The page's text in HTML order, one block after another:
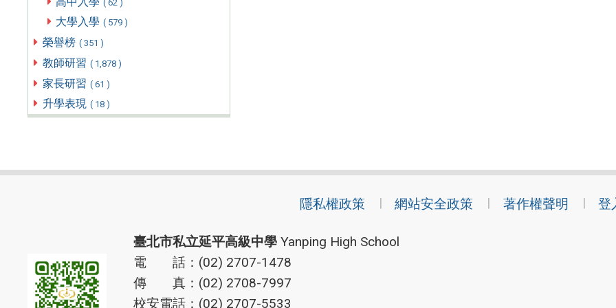
( 62 )
大學入學 ( 579 )
榮譽榜 ( 351 )
教師研習 ( 1,878 )
家長研習 ( 61 )
升學表現 ( 18 )
隱私權政策 網站安全政策 著作權聲明 登
臺北市私立延平高級中學Yanping High School
電 話：(02) 2707-1478
傳 真：(02) 2708-7997
校安電話：(02) 2707-5533